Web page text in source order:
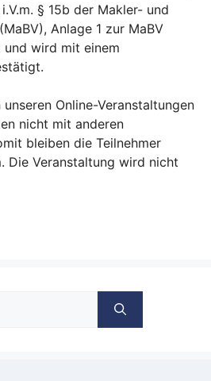
§ 15b der Makler- und
Anlage 1 zur MaBV
wird mit einem
Online-Veranstaltungen
nicht mit anderen
bleiben die Teilnehmer
Die Veranstaltung wird nicht